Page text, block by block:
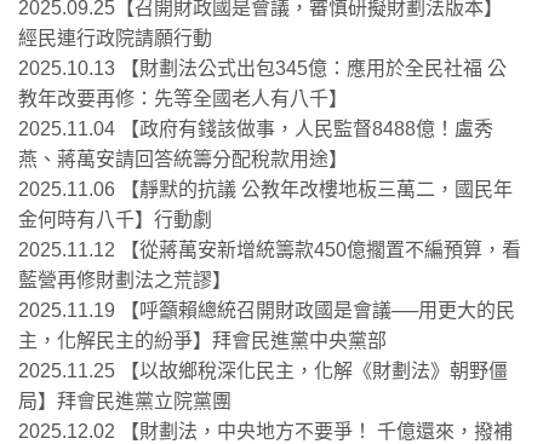
2025.09.25【召開財政國是會議，審慎研擬財劃法版本】
經民連行政院請願行動
2025.10.13 【財劃法公式出包345億：應用於全民社福 公
教年改要再修：先等全國老人有八千】
2025.11.04 【政府有錢該做事，人民監督8488億！盧秀
燕、蔣萬安請回答統籌分配稅款用途】
2025.11.06 【靜默的抗議 公教年改樓地板三萬二，國民年
金何時有八千】行動劇
2025.11.12 【從蔣萬安新增統籌款450億擱置不編預算，看
藍營再修財劃法之荒謬】
2025.11.19 【呼籲賴總統召開財政國是會議──用更大的民
主，化解民主的紛爭】拜會民進黨中央黨部
2025.11.25 【以故鄉稅深化民主，化解《財劃法》朝野僵
局】拜會民進黨立院黨團
2025.12.02 【財劃法，中央地方不要爭！ 千億還來，撥補